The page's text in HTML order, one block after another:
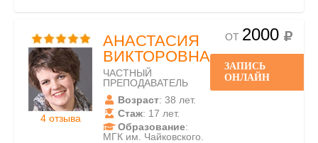
4 отзыва
АНАСТАСИЯ
ВИКТОРОВНА
ЧАСТНЫЙ
ПРЕПОДАВАТЕЛЬ
Возраст: 38 лет.
Стаж: 17 лет.
Образование:
МГК им. Чайковского.
ОТ 2000
ЗАПИСЬ
ОНЛАЙН